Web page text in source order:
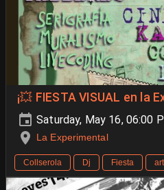
¡💥 FIESTA VISUAL en la
Saturday, May 16, 06:00
La Experimental
Collserola Dj Fiesta